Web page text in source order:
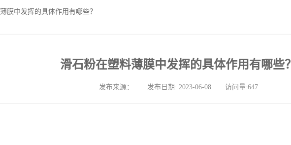
膜中发挥的具体作用有哪些？
滑石粉在塑料薄膜中发挥的具体作用有哪些？
发布来源： 发布日期: 2023-06-08 访问量:647